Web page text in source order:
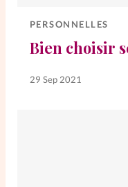
Si(x) simple
PERSONNELLES
Bien choisir
29 Sep 2021